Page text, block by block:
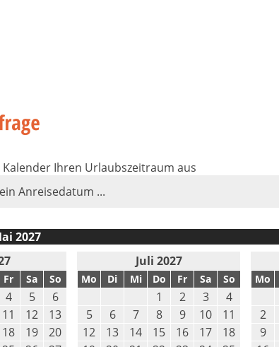
Ihren Urlaubszeitraum aus
Anreisedatum ...
2027
Fr Sa So
4 5
6
11
12
13
18
19
20
Juli 2027
Mo Di Mi Do Fr Sa So
1 2 3
4
5
6 7 8 9 10
11
12
13 14 15 16 17
18
Mo
2
9